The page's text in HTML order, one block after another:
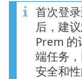
首次登录
后，建
Prem 的
端任务
安全和性